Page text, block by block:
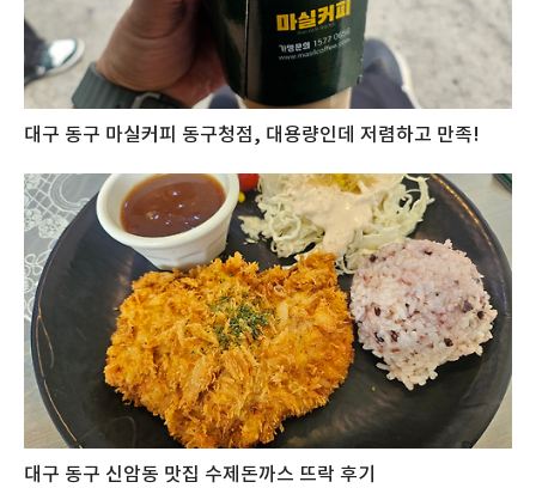
대구 동구 마실커피 동구청점, 대용량인데 저렴하고 만족!
대구 동구 신암동 맛집 수제돈까스 뜨락 후기